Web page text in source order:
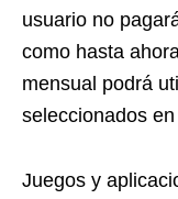
usuario no
como hasta
mensual podrá
seleccionados
Juegos y